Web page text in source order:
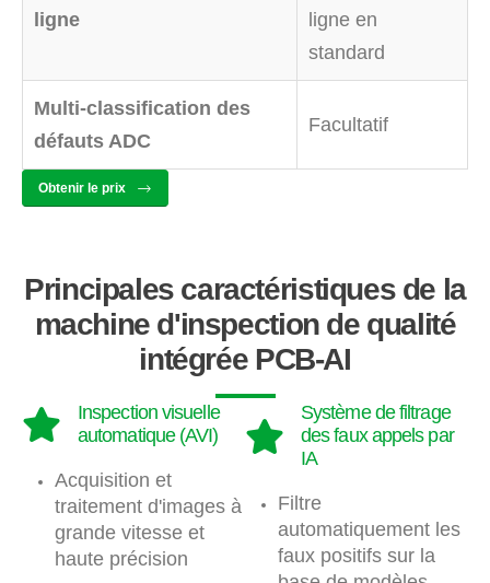
ligne
ligne en
standard
Multi-classification des
défauts ADC
Facultatif
Obtenir le prix
Principales caractéristiques de la
machine d'inspection de qualité
intégrée PCB-AI
Inspection visuelle
automatique (AVI)
Acquisition et
traitement d'images à
grande vitesse et
haute précision
Système de filtrage
des faux appels par
IA
Filtre
automatiquement les
faux positifs sur la